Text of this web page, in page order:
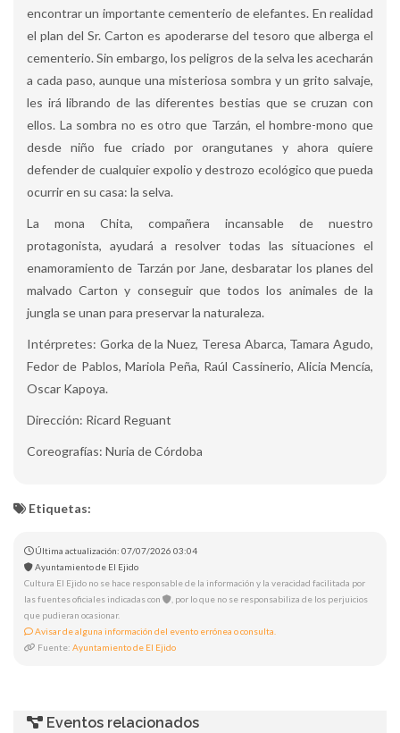
encontrar un importante cementerio de elefantes. En realidad
el plan del Sr. Carton es apoderarse del tesoro que alberga el
cementerio. Sin embargo, los peligros de la selva les acecharán
a cada paso, aunque una misteriosa sombra y un grito salvaje,
les irá librando de las diferentes bestias que se cruzan con
ellos. La sombra no es otro que Tarzán, el hombre-mono que
desde niño fue criado por orangutanes y ahora quiere
defender de cualquier expolio y destrozo ecológico que pueda
ocurrir en su casa: la selva.
La mona Chita, compañera incansable de nuestro
protagonista, ayudará a resolver todas las situaciones el
enamoramiento de Tarzán por Jane, desbaratar los planes del
malvado Carton y conseguir que todos los animales de la
jungla se unan para preservar la naturaleza.
Intérpretes: Gorka de la Nuez, Teresa Abarca, Tamara Agudo,
Fedor de Pablos, Mariola Peña, Raúl Cassinerio, Alicia Mencía,
Oscar Kapoya.
Dirección: Ricard Reguant
Coreografías: Nuria de Córdoba
Etiquetas:
Última actualización: 07/07/2026 03:04
Ayuntamiento de El Ejido
Cultura El Ejido no se hace responsable de la información y la veracidad facilitada por
las fuentes oficiales indicadas con
, por lo que no se responsabiliza de los perjuicios
que pudieran ocasionar.
Avisar de alguna información del evento errónea o consulta.
Fuente: Ayuntamiento de El Ejido
Eventos relacionados